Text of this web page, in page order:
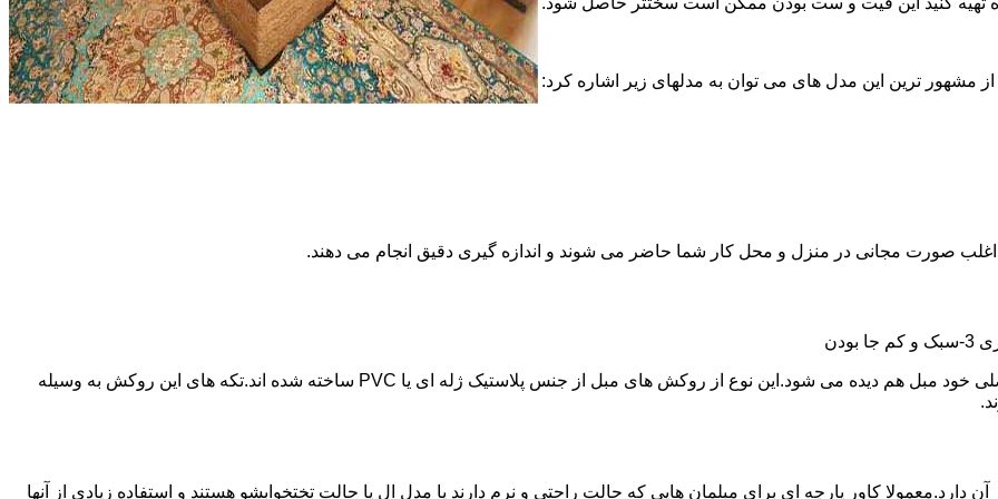
مشهور ترین این مدل های می توان به مدلهای زیر اشاره کرد:
اغلب صورت مجانی در منزل و محل کار شما حاضر می شوند و اندازه گیری دقیق انجام می دهند.
جنس این نوع روکش ها حالت شفافی دارد به نحوی که فرم و رنگ اصلی خود مبل هم دیده می شود.این نوع از روکش های مبل از جنس پلاستیک ژله ای یا PVC ساخته شده اند.تکه های این روکش به وسیله
دارد.معمولا کاور پارچه ای برای مبلمان هایی که حالت راحتی و نرم دارند یا مدل ال یا حالت تختخوابشو هستند و استفاده زیادی از آنها